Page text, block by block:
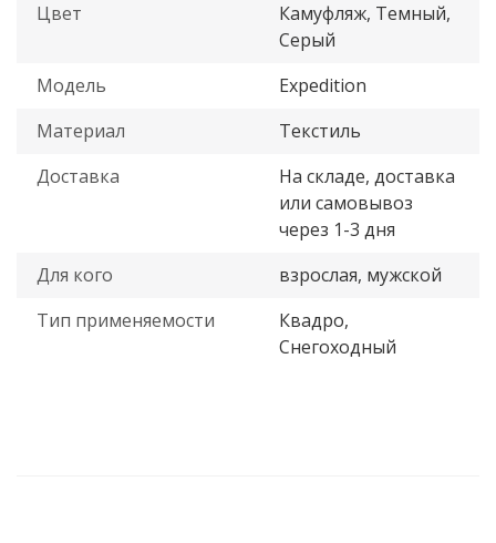
Цвет
Камуфляж, Темный,
Серый
Модель
Expedition
Материал
Текстиль
Доставка
На складе, доставка
или самовывоз
через 1-3 дня
Для кого
взрослая, мужской
Тип применяемости
Квадро,
Снегоходный